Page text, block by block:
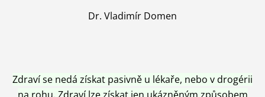
Dr. Vladimír Domen
Zdraví se nedá získat pasivně u lékaře, nebo v drogérii